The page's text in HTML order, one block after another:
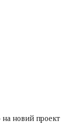
на новий проект